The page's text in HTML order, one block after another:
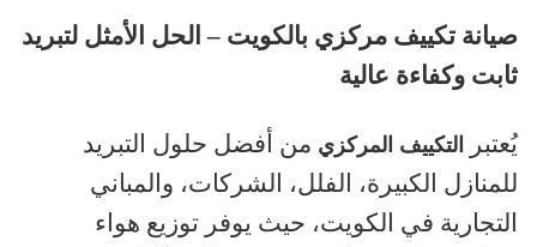
صيانة تكييف مركزي بالكويت – الحل الأمثل لتبريد
ثابت وكفاءة عالية
يُعتبر التكييف المركزي من أفضل حلول التبريد
للمنازل الكبيرة، الفلل، الشركات، والمباني
التجارية في الكويت، حيث يوفر توزيع هواء